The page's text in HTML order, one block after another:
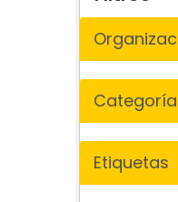
Etiquetas